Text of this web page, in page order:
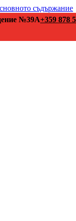
съдържание
№39А+359 878